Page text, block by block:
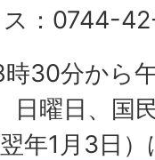
ス：0744-
30分から
日曜日、国
年1月3日